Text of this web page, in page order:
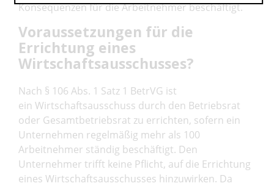
Konsequenzen für die Arbeitnehmer beschäftigt.
Voraussetzungen für die
Errichtung eines
Wirtschaftsausschusses?
Nach § 106 Abs. 1 Satz 1 BetrVG ist
ein Wirtschaftsausschuss durch den Betriebsrat
oder Gesamtbetriebsrat zu errichten, sofern ein
Unternehmen regelmäßig mehr als 100
Arbeitnehmer ständig beschäftigt. Den
Unternehmer trifft keine Pflicht, auf die Errichtung
eines Wirtschaftsausschusses hinzuwirken. Da